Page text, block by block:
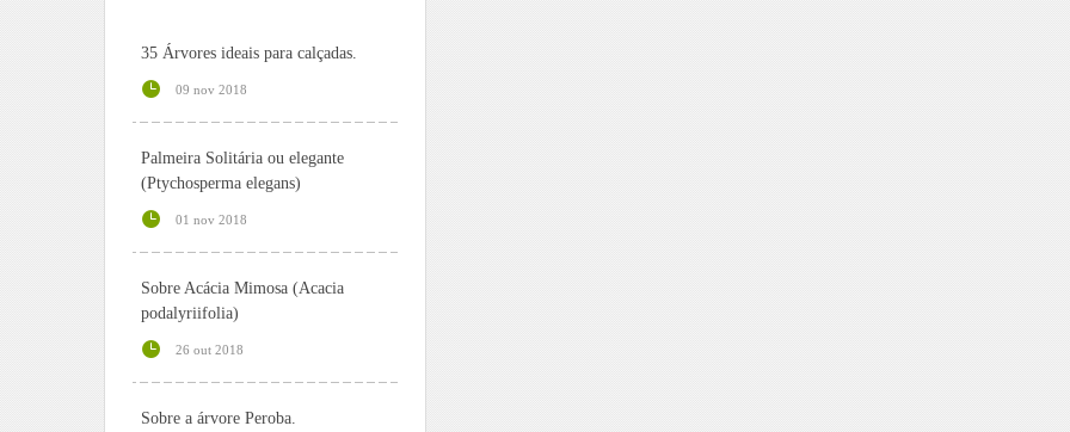
35 Árvores ideais para calçadas.
09 nov 2018
Palmeira Solitária ou elegante
(Ptychosperma elegans)
01 nov 2018
Sobre Acácia Mimosa (Acacia
podalyriifolia)
26 out 2018
Sobre a árvore Peroba.